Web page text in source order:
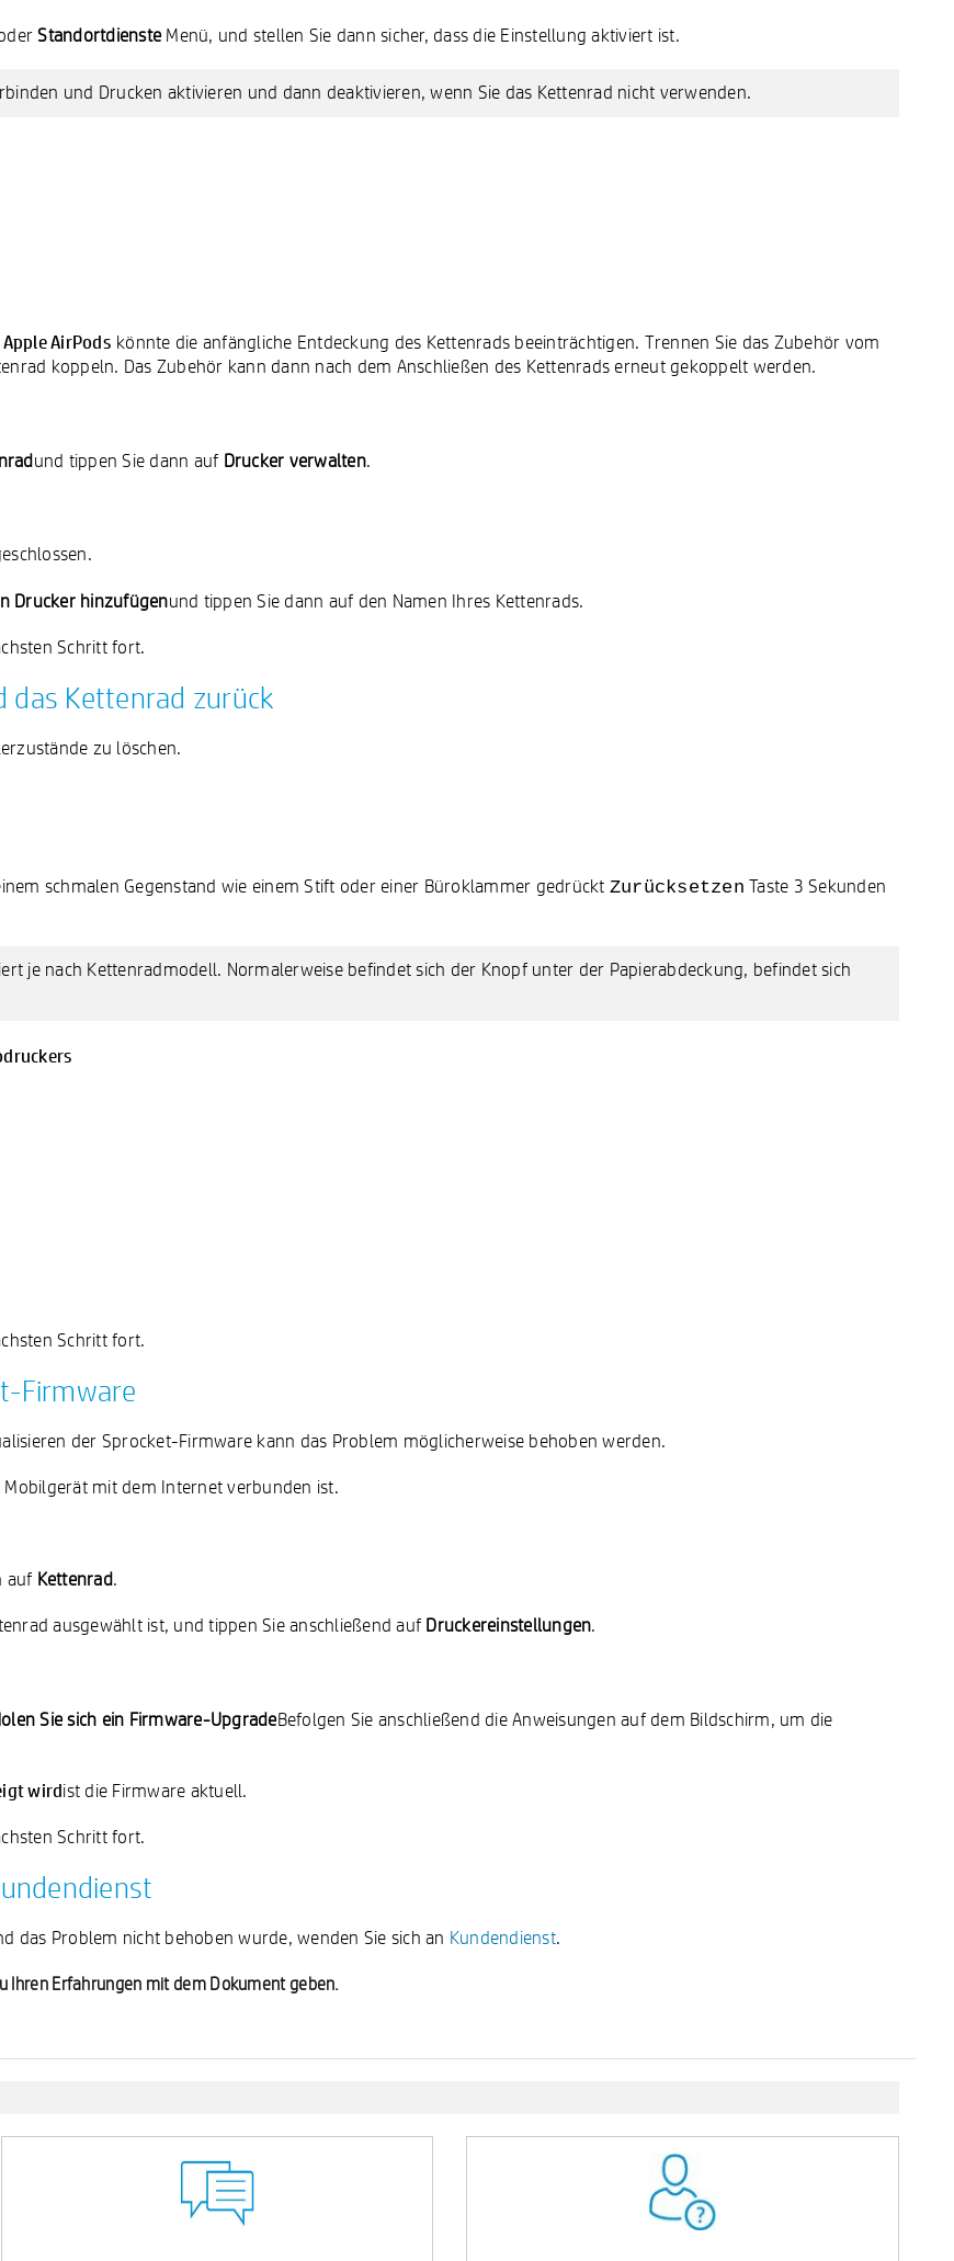
Standortdienste Menü, und stellen Sie dann sicher, dass die Einstellung aktiviert ist.
und Drucken aktivieren und dann deaktivieren, wenn Sie das Kettenrad nicht verwenden.
Apple AirPods könnte die anfängliche Entdeckung des Kettenrads beeinträchtigen. Trennen Sie das Zubehör vom
koppeln. Das Zubehör kann dann nach dem Anschließen des Kettenrads erneut gekoppelt werden.
und tippen Sie dann auf Drucker verwalten.
Drucker hinzufügenund tippen Sie dann auf den Namen Ihres Kettenrads.
Schritt fort.
das Kettenrad zurück
zu löschen.
schmalen Gegenstand wie einem Stift oder einer Büroklammer gedrückt Zurücksetzen Taste 3 Sekunden
je nach Kettenradmodell. Normalerweise befindet sich der Knopf unter der Papierabdeckung, befindet sich
Schritt fort.
Firmware
der Sprocket-Firmware kann das Problem möglicherweise behoben werden.
mit dem Internet verbunden ist.
auf Kettenrad.
ausgewählt ist, und tippen Sie anschließend auf Druckereinstellungen.
Sie sich ein Firmware-UpgradeBefolgen Sie anschließend die Anweisungen auf dem Bildschirm, um die
wirdist die Firmware aktuell.
Schritt fort.
das Problem nicht behoben wurde, wenden Sie sich an Kundendienst.
Ihren Erfahrungen mit dem Dokument geben.